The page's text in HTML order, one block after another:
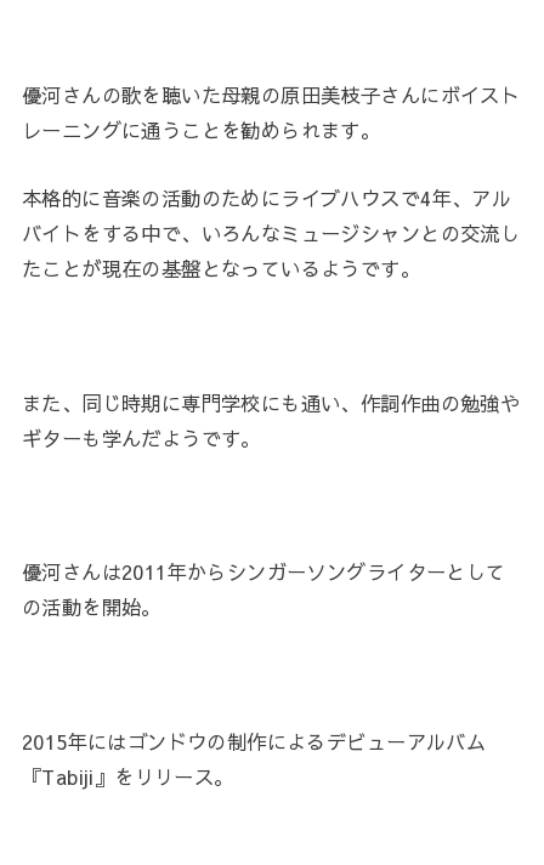
優河さんの歌を聴いた母親の原田美枝子さんにボイスト
レーニングに通うことを勧められます。
本格的に音楽の活動のためにライブハウスで4年、アル
バイトをする中で、いろんなミュージシャンとの交流し
たことが現在の基盤となっているようです。
また、同じ時期に専門学校にも通い、作詞作曲の勉強や
ギターも学んだようです。
優河さんは2011年からシンガーソングライターとして
の活動を開始。
2015年にはゴンドウの制作によるデビューアルバム
『Tabiji』をリリース。